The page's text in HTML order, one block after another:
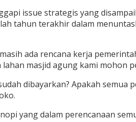
issue strategis yang
tahun terakhir dalam
ada rencana kerja
masjid agung kami mohon
dibayarkan? Apakah semua
yang dalam perencanaan